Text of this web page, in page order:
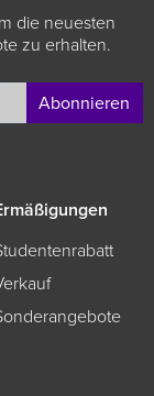
die neuesten
zu erhalten.
Abonnieren